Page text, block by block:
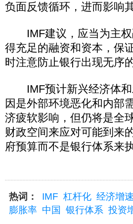
负面反馈循环，进而影响
IMF建议，应当为主权
得充足的融资和资本，保
时注意防止银行出现无序
IMF预计新兴经济体和
因是外部环境恶化和内部
济疲软影响，但仍将是全
财政空间来应对可能到来
府预算而不是银行体系来
热词： IMF 杠杆化 经济增速
膨胀率 中国 银行体系 投资